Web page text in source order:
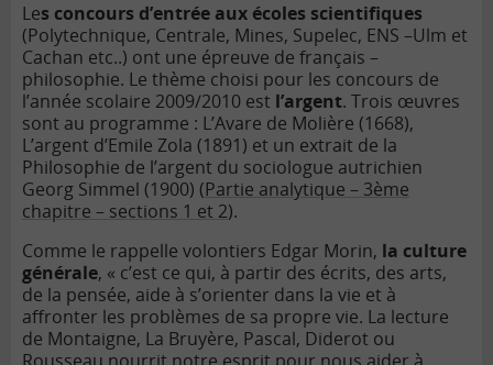
lien
Les concours d’entrée aux écoles scientifiques
(Polytechnique, Centrale, Mines, Supelec, ENS –Ulm et
Cachan etc..) ont une épreuve de français –
philosophie. Le thème choisi pour les concours de
l’année scolaire 2009/2010 est l’argent. Trois œuvres
sont au programme : L’Avare de Molière (1668),
L’argent d’Emile Zola (1891) et un extrait de la
Philosophie de l’argent du sociologue autrichien
Georg Simmel (1900) (Partie analytique – 3ème
chapitre – sections 1 et 2).
Comme le rappelle volontiers Edgar Morin, la culture
générale, « c’est ce qui, à partir des écrits, des arts,
de la pensée, aide à s’orienter dans la vie et à
affronter les problèmes de sa propre vie. La lecture
de Montaigne, La Bruyère, Pascal, Diderot ou